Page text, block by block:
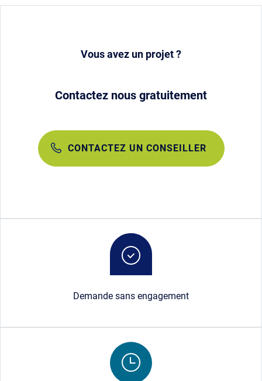
Vous avez un projet ?
Contactez nous gratuitement
CONTACTEZ UN CONSEILLER
Demande sans engagement
Image